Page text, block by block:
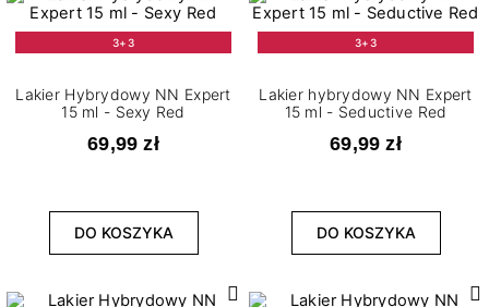
3+3
Lakier Hybrydowy NN Expert
15 ml - Sexy Red
69,99 zł
DO KOSZYKA
3+3
Lakier hybrydowy NN Expert
15 ml - Seductive Red
69,99 zł
DO KOSZYKA